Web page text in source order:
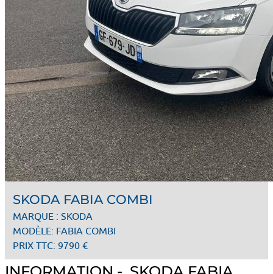
SKODA FABIA COMBI
MARQUE : SKODA
MODÈLE: FABIA COMBI
PRIX TTC: 9790 €